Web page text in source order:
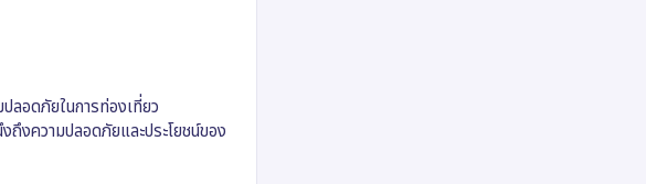
ลอดภัยในการท่องเที่ยว
ถึงความปลอดภัยและประโยชน์ของ